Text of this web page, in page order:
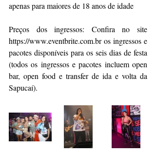
apenas para maiores de 18 anos de idade
Preços dos ingressos: Confira no site
https://www.eventbrite.com.br os ingressos e
pacotes disponíveis para os seis dias de festa
(todos os ingressos e pacotes incluem open
bar, open food e transfer de ida e volta da
Sapucaí).